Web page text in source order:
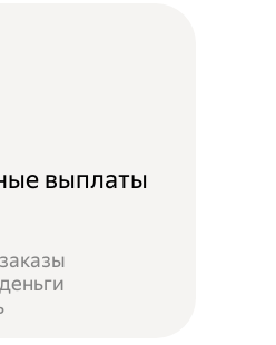
выплаты